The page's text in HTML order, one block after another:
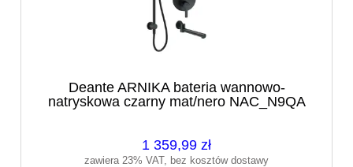
Deante ARNIKA bateria wannowo-
natryskowa czarny mat/nero NAC_N9QA
1 359,99 zł
zawiera 23% VAT, bez kosztów dostawy